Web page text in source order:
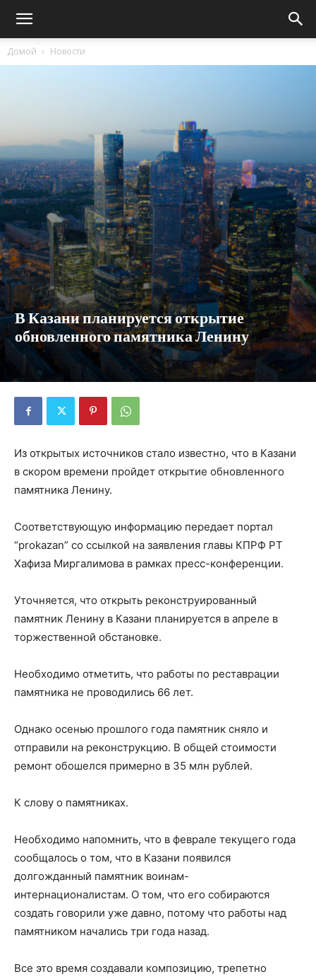
Домой Новости
В Казани планируется открытие
обновленного памятника Ленину
Из открытых источников стало известно, что в Казани
в скором времени пройдет открытие обновленного
памятника Ленину.
Соответствующую информацию передает портал
“prokazan” со ссылкой на заявления главы КПРФ РТ
Хафиза Миргалимова в рамках пресс-конференции.
Уточняется, что открыть реконструированный
памятник Ленину в Казани планируется в апреле в
торжественной обстановке.
Необходимо отметить, что работы по реставрации
памятника не проводились 66 лет.
Однако осенью прошлого года памятник сняло и
отправили на реконструкцию. В общей стоимости
ремонт обошелся примерно в 35 млн рублей.
К слову о памятниках.
Необходимо напомнить, что в феврале текущего года
сообщалось о том, что в Казани появился
долгожданный памятник воинам-
интернационалистам. О том, что его собираются
создать говорили уже давно, потому что работы над
памятником начались три года назад.
Все это время создавали композицию, трепетно